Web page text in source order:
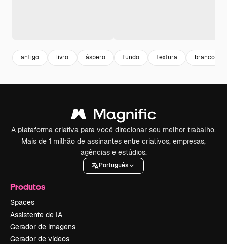
antigo livro áspero fundo textura branco
A plataforma criativa para você direcionar seu melhor trabalho.
Mais de 1 milhão de assinantes entre criativos, empresas,
agências e estúdios.
Português
Produtos
Spaces
Assistente de IA
Gerador de imagens
Gerador de vídeos